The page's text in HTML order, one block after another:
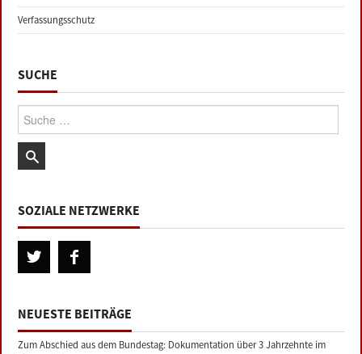
Verfassungsschutz
SUCHE
Suche:
SOZIALE NETZWERKE
NEUESTE BEITRÄGE
Zum Abschied aus dem Bundestag: Dokumentation über 3 Jahrzehnte im